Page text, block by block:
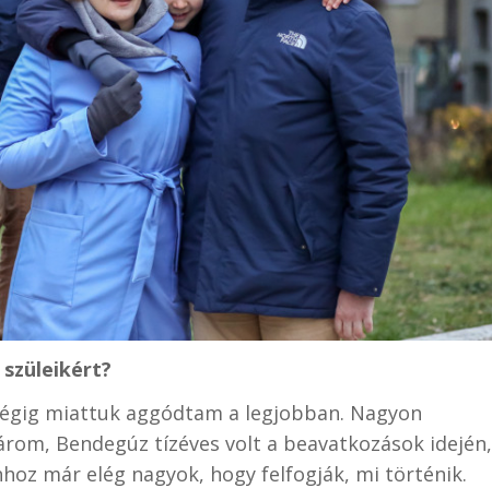
miattuk aggódtam a legjobban. Nagyon
Bendegúz tízéves volt a beavatkozások idején,
már elég nagyok, hogy felfogják, mi történik.